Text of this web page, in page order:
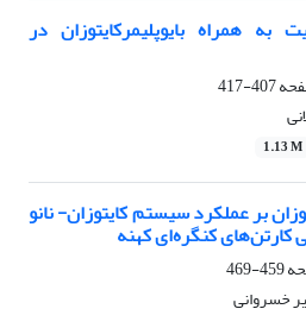
به همراه بایوپلیمرکایتوزان در
407-417
1.13 M
بر عملکرد سیستم کایتوزان- نانو
کارتن‌های کنگره‌ای کهنه
459-469
خسروانی